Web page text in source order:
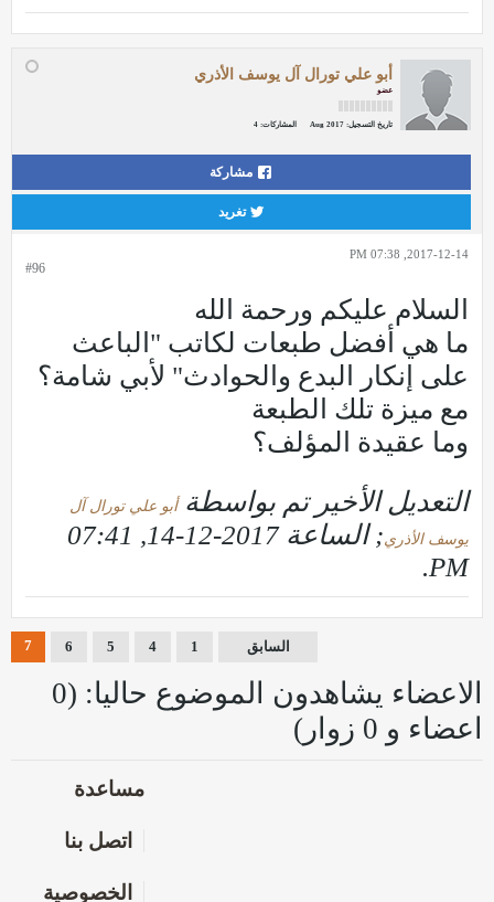
أبو علي تورال آل يوسف الأذري
عضو
تاريخ التسجيل: Aug 2017 المشاركات: 4
مشاركة
تغريد
#96
2017-12-14, 07:38 PM
السلام عليكم ورحمة الله
ما هي أفضل طبعات لكاتب "الباعث
على إنكار البدع والحوادث" لأبي شامة؟
مع ميزة تلك الطبعة
وما عقيدة المؤلف؟
التعديل الأخير تم بواسطةأبو علي تورال آل
يوسف الأذري; الساعة
2017-12-14, 07:41
PM
.
السابق 1
4
5
6
7
الاعضاء يشاهدون الموضوع حاليا: (0
اعضاء و 0 زوار)
مساعدة
اتصل بنا
الخصوصية